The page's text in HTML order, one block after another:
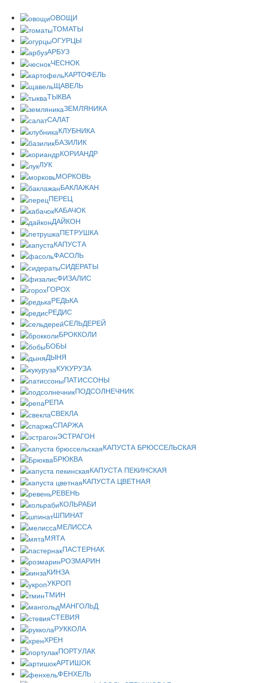
ОВОЩИ
ТОМАТЫ
ОГУРЦЫ
АРБУЗ
ЧЕСНОК
КАРТОФЕЛЬ
ЩАВЕЛЬ
ТЫКВА
ЗЕМЛЯНИКА
САЛАТ
КЛУБНИКА
БАЗИЛИК
КОРИАНДР
ЛУК
МОРКОВЬ
БАКЛАЖАН
ПЕРЕЦ
КАБАЧОК
ДАЙКОН
ПЕТРУШКА
КАПУСТА
ФАСОЛЬ
СИДЕРАТЫ
ФИЗАЛИС
ГОРОХ
РЕДЬКА
РЕДИС
СЕЛЬДЕРЕЙ
БРОККОЛИ
БОБЫ
ДЫНЯ
КУКУРУЗА
ПАТИССОНЫ
ПОДСОЛНЕЧНИК
РЕПА
СВЕКЛА
СПАРЖА
ЭСТРАГОН
КАПУСТА БРЮССЕЛЬСКАЯ
БРЮКВА
КАПУСТА ПЕКИНСКАЯ
КАПУСТА ЦВЕТНАЯ
РЕВЕНЬ
КОЛЬРАБИ
ШПИНАТ
МЕЛИССА
МЯТА
ПАСТЕРНАК
РОЗМАРИН
КИНЗА
УКРОП
ТМИН
МАНГОЛЬД
СТЕВИЯ
РУККОЛА
ХРЕН
ПОРТУЛАК
АРТИШОК
ФЕНХЕЛЬ